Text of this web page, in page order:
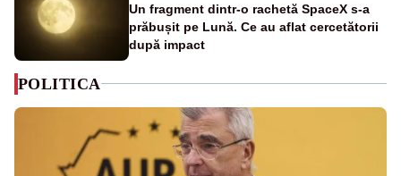
Un fragment dintr-o rachetă SpaceX s-a
prăbușit pe Lună. Ce au aflat cercetătorii
după impact
POLITICA